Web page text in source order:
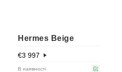
Hermes Beige
€3 997
В наявності